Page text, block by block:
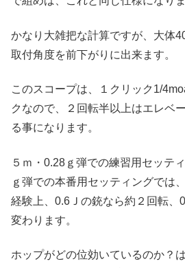
かなり大雑把な計算ですが、大体
取付角度を前下がりに出来ます。
このスコープは、１クリック1/
クなので、２回転半以上はエレベ
る事になります。
５ｍ・0.28ｇ弾での練習用セッテ
ｇ弾での本番用セッティングでは
経験上、0.6Ｊの銃なら約２回転、
変わります。
ホップがどの位効いているのか？